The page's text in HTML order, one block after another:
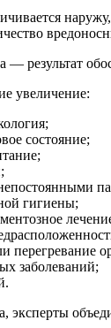
— результат
увеличение:
состояние;
гигиены;
перегревание
заболеваний;
эксперты